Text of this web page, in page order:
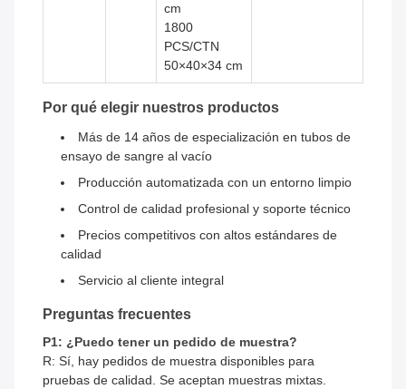
cm
1800
PCS/CTN
50×40×34 cm
Por qué elegir nuestros productos
Más de 14 años de especialización en tubos de
ensayo de sangre al vacío
Producción automatizada con un entorno limpio
Control de calidad profesional y soporte técnico
Precios competitivos con altos estándares de
calidad
Servicio al cliente integral
Preguntas frecuentes
P1: ¿Puedo tener un pedido de muestra?
R: Sí, hay pedidos de muestra disponibles para
pruebas de calidad. Se aceptan muestras mixtas.